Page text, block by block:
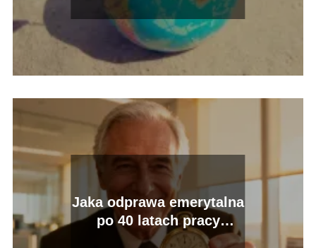
telefonie
Jaka odprawa emerytalna
po 40 latach pracy
przysługuje